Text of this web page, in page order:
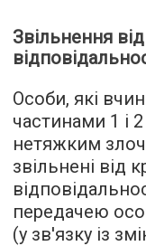
Звільнення
Особи, які
частинами 1 і
нетяжким
звільнені від
передачею
(у зв'язку із